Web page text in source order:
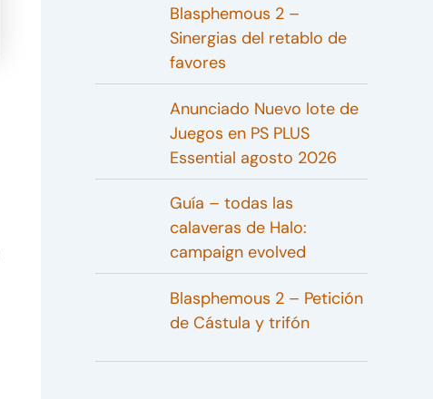
Blasphemous 2 –
Sinergias del retablo de
favores
Anunciado Nuevo lote de
Juegos en PS PLUS
Essential agosto 2026
Guía – todas las
calaveras de Halo:
campaign evolved
Blasphemous 2 – Petición
de Cástula y trifón